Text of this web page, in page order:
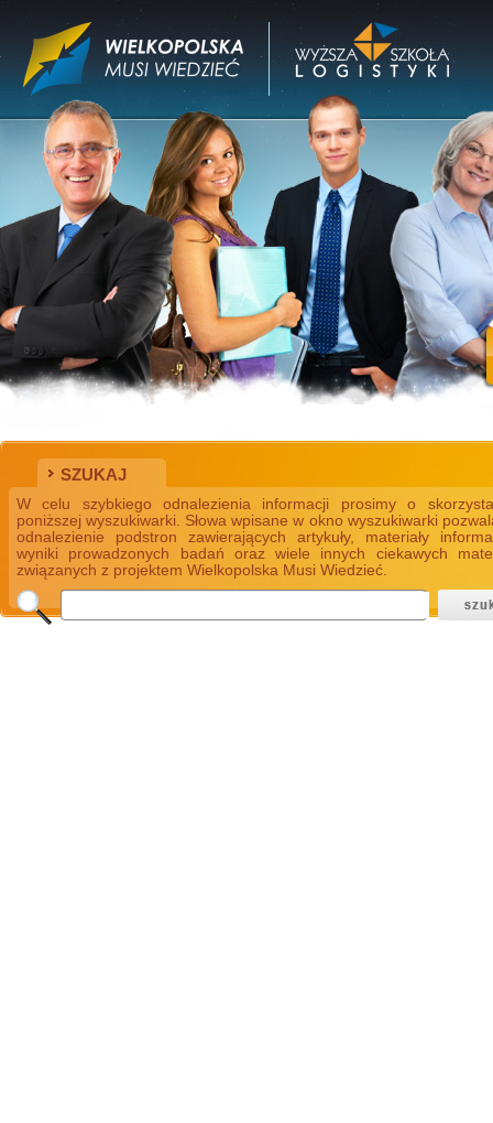
SZUKAJ
W celu szybkiego odnalezienia informacji prosimy o
poniższej wyszukiwarki. Słowa wpisane w okno wyszukiwarki
odnalezienie podstron zawierających artykuły, materiały
wyniki prowadzonych badań oraz wiele innych ciekawych
związanych z projektem Wielkopolska Musi Wiedzieć.